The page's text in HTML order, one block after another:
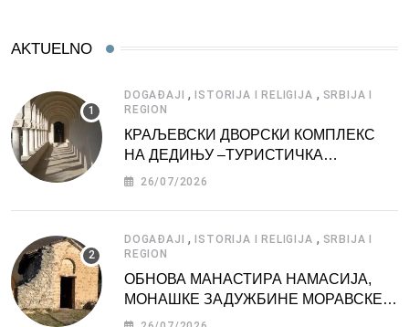
AKTUELNO
DOGAĐAJI , ISTORIJA I RELIGIJA , SRBIJA I
REGION
КРАЉЕВСКИ ДВОРСКИ КОМПЛЕКС
НА ДЕДИЊУ –ТУРИСТИЧКА
АТРАКЦИЈА
26/07/2026
DOGAĐAJI , ISTORIJA I RELIGIJA , SRBIJA I
REGION
ОБНОВА МАНАСТИРА НАМАСИЈА,
МОНАШКЕ ЗАДУЖБИНЕ МОРАВСКЕ
СРБИЈЕ